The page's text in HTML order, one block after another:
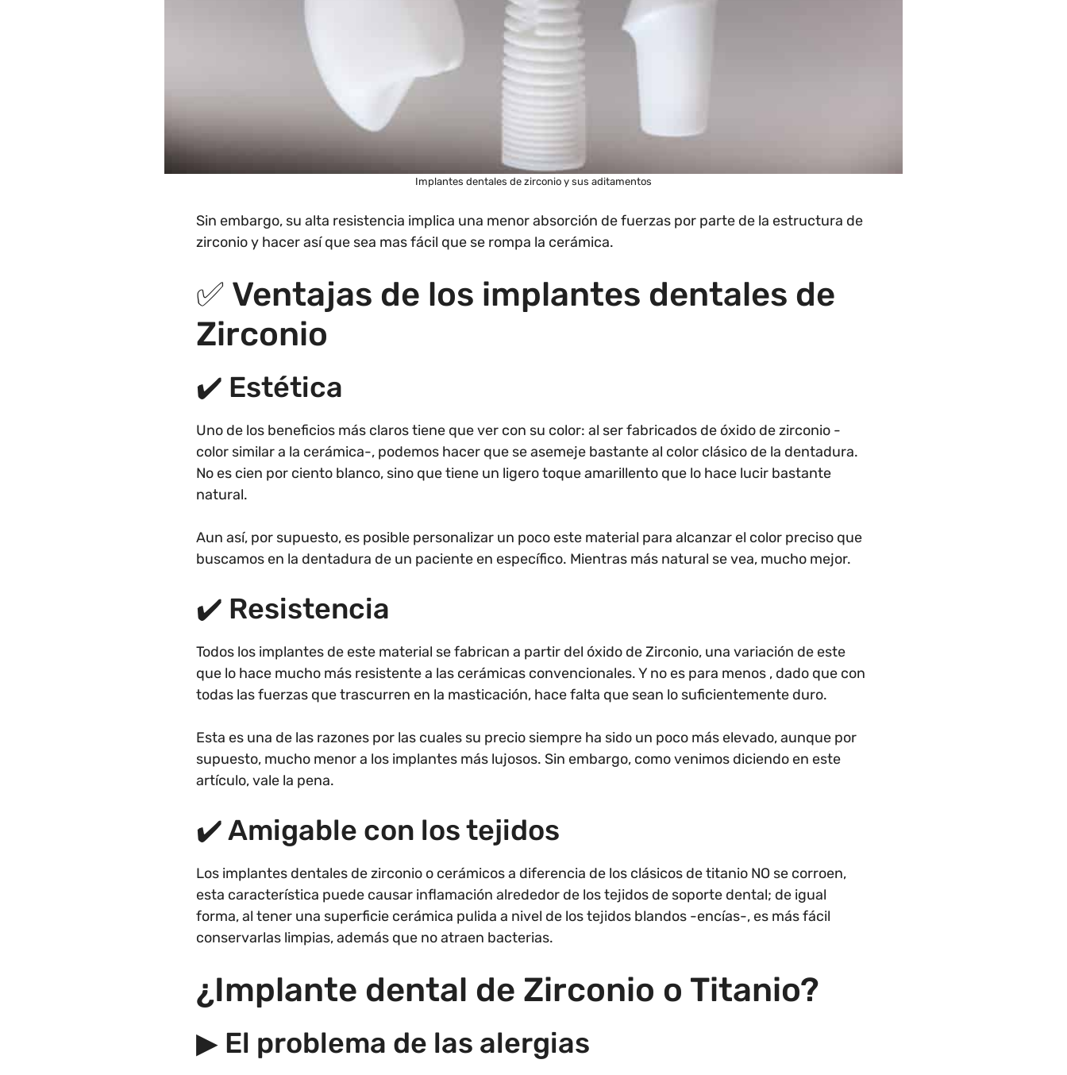
Implantes dentales de zirconio y sus aditamentos
Sin embargo, su alta resistencia implica una menor absorción de fuerzas por parte de la estructura de
zirconio y hacer así que sea mas fácil que se rompa la cerámica.
✅ Ventajas de los implantes dentales de
Zirconio
✔️ Estética
Uno de los beneficios más claros tiene que ver con su color: al ser fabricados de óxido de zirconio -
color similar a la cerámica-, podemos hacer que se asemeje bastante al color clásico de la dentadura.
No es cien por ciento blanco, sino que tiene un ligero toque amarillento que lo hace lucir bastante
natural.
Aun así, por supuesto, es posible personalizar un poco este material para alcanzar el color preciso que
buscamos en la dentadura de un paciente en específico. Mientras más natural se vea, mucho mejor.
✔️ Resistencia
Todos los implantes de este material se fabrican a partir del óxido de Zirconio, una variación de este
que lo hace mucho más resistente a las cerámicas convencionales. Y no es para menos , dado que con
todas las fuerzas que trascurren en la masticación, hace falta que sean lo suficientemente duro.
Esta es una de las razones por las cuales su precio siempre ha sido un poco más elevado, aunque por
supuesto, mucho menor a los implantes más lujosos. Sin embargo, como venimos diciendo en este
artículo, vale la pena.
✔️ Amigable con los tejidos
Los implantes dentales de zirconio o cerámicos a diferencia de los clásicos de titanio NO se corroen,
esta característica puede causar inflamación alrededor de los tejidos de soporte dental; de igual
forma, al tener una superficie cerámica pulida a nivel de los tejidos blandos -encías-, es más fácil
conservarlas limpias, además que no atraen bacterias.
¿Implante dental de Zirconio o Titanio?
▶ El problema de las alergias